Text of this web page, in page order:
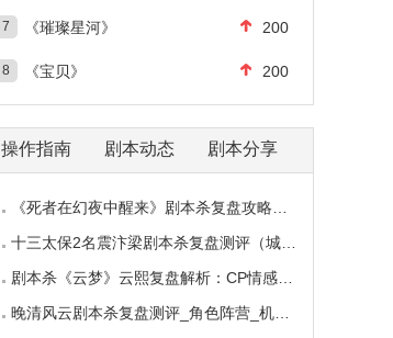
7 《璀璨星河》 200
8 《宝贝》 200
操作指南 剧本动态 剧本分享
《死者在幻夜中醒来》剧本杀复盘攻略指南：叙
十三太保2名震汴梁剧本杀复盘测评（城限本）线
剧本杀《云梦》云熙复盘解析：CP情感线+核心诡
晚清风云剧本杀复盘测评_角色阵营_机制规则_线